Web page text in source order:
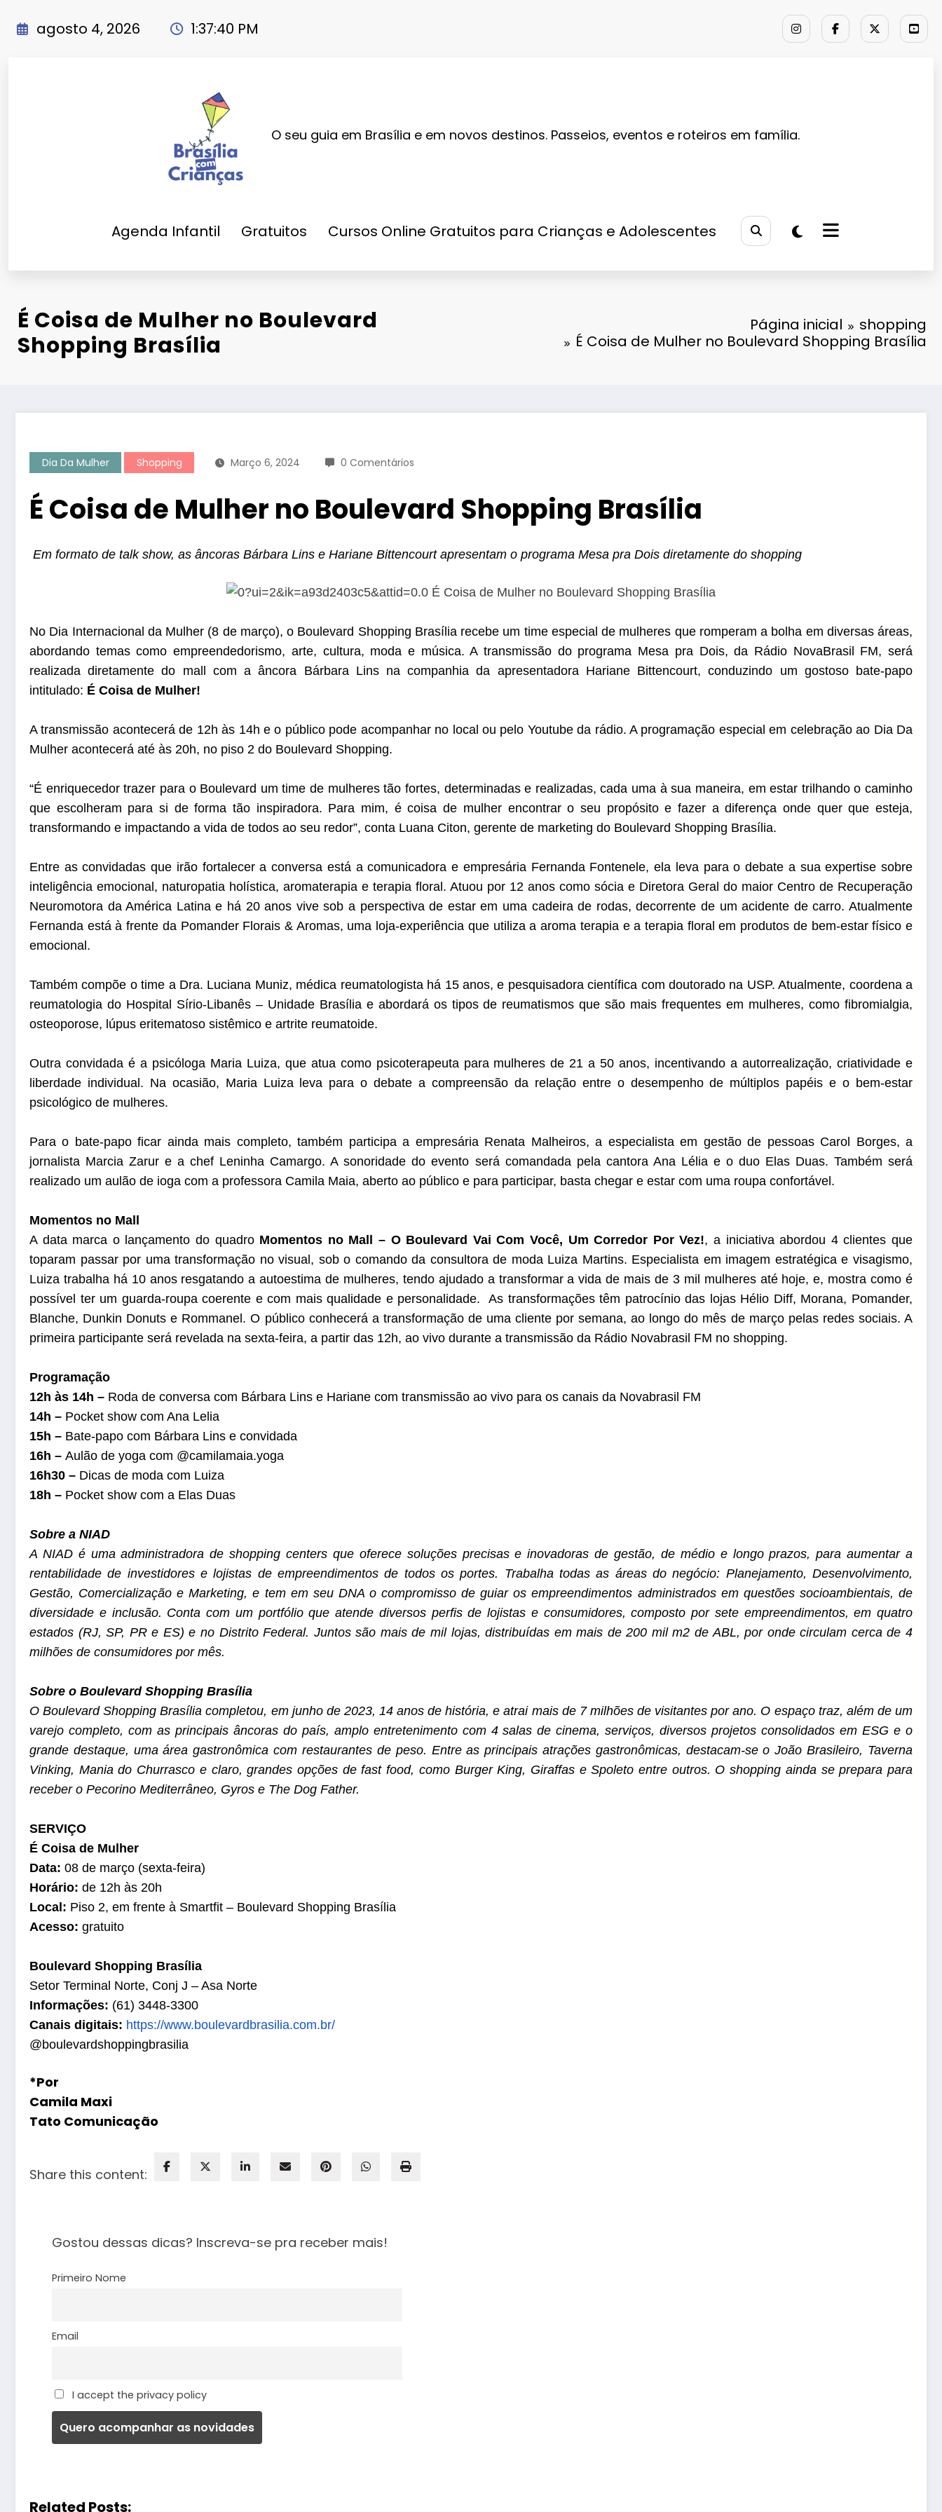
para
agosto 4, 2026 1:37:41 PM
O seu guia em Brasília e em novos destinos. Passeios, eventos e roteiros em família.
Agenda Infantil Gratuitos Cursos Online Gratuitos para Crianças e Adolescentes
É Coisa de Mulher no Boulevard
Shopping Brasília
Página inicial
shopping
É Coisa de Mulher no Boulevard Shopping Brasília
Dia Da Mulher Shopping Março 6, 2024 0 Comentários
É Coisa de Mulher no Boulevard Shopping Brasília
Em formato de talk show, as âncoras Bárbara Lins e Hariane Bittencourt apresentam o programa Mesa pra Dois diretamente do shopping
No Dia Internacional da Mulher (8 de março), o Boulevard Shopping Brasília recebe um time especial de mulheres que romperam a bolha em diversas áreas,
abordando temas como empreendedorismo, arte, cultura, moda e música. A transmissão do programa Mesa pra Dois, da Rádio NovaBrasil FM, será
realizada diretamente do mall com a âncora Bárbara Lins na companhia da apresentadora Hariane Bittencourt, conduzindo um gostoso bate-papo
intitulado: É Coisa de Mulher!
A transmissão acontecerá de 12h às 14h e o público pode acompanhar no local ou pelo Youtube da rádio. A programação especial em celebração ao Dia Da
Mulher acontecerá até às 20h, no piso 2 do Boulevard Shopping.
“É enriquecedor trazer para o Boulevard um time de mulheres tão fortes, determinadas e realizadas, cada uma à sua maneira, em estar trilhando o caminho
que escolheram para si de forma tão inspiradora. Para mim, é coisa de mulher encontrar o seu propósito e fazer a diferença onde quer que esteja,
transformando e impactando a vida de todos ao seu redor”, conta Luana Citon, gerente de marketing do Boulevard Shopping Brasília.
Entre as convidadas que irão fortalecer a conversa está a comunicadora e empresária Fernanda Fontenele, ela leva para o debate a sua expertise sobre
inteligência emocional, naturopatia holística, aromaterapia e terapia floral. Atuou por 12 anos como sócia e Diretora Geral do maior Centro de Recuperação
Neuromotora da América Latina e há 20 anos vive sob a perspectiva de estar em uma cadeira de rodas, decorrente de um acidente de carro. Atualmente
Fernanda está à frente da Pomander Florais & Aromas, uma loja-experiência que utiliza a aroma terapia e a terapia floral em produtos de bem-estar físico e
emocional.
Também compõe o time a Dra. Luciana Muniz, médica reumatologista há 15 anos, e pesquisadora científica com doutorado na USP. Atualmente, coordena a
reumatologia do Hospital Sírio-Libanês – Unidade Brasília e abordará os tipos de reumatismos que são mais frequentes em mulheres, como fibromialgia,
osteoporose, lúpus eritematoso sistêmico e artrite reumatoide.
Outra convidada é a psicóloga Maria Luiza, que atua como psicoterapeuta para mulheres de 21 a 50 anos, incentivando a autorrealização, criatividade e
liberdade individual. Na ocasião, Maria Luiza leva para o debate a compreensão da relação entre o desempenho de múltiplos papéis e o bem-estar
psicológico de mulheres.
Para o bate-papo ficar ainda mais completo, também participa a empresária Renata Malheiros, a especialista em gestão de pessoas ⁠Carol Borges, a
jornalista Marcia Zarur e a chef Leninha Camargo. A sonoridade do evento será comandada pela cantora Ana Lélia e o duo Elas Duas. Também será
realizado um aulão de ioga com a professora Camila Maia, aberto ao público e para participar, basta chegar e estar com uma roupa confortável.
Momentos no Mall
A data marca o lançamento do quadro Momentos no Mall – O Boulevard Vai Com Você, Um Corredor Por Vez!, a iniciativa abordou 4 clientes que
toparam passar por uma transformação no visual, sob o comando da consultora de moda Luiza Martins. Especialista em imagem estratégica e visagismo,
Luiza trabalha há 10 anos resgatando a autoestima de mulheres, tendo ajudado a transformar a vida de mais de 3 mil mulheres até hoje, e, mostra como é
possível ter um guarda-roupa coerente e com mais qualidade e personalidade. As transformações têm patrocínio das lojas Hélio Diff, Morana, Pomander,
Blanche, Dunkin Donuts e Rommanel. O público conhecerá a transformação de uma cliente por semana, ao longo do mês de março pelas redes sociais. A
primeira participante será revelada na sexta-feira, a partir das 12h, ao vivo durante a transmissão da Rádio Novabrasil FM no shopping.
Programação
12h às 14h – Roda de conversa com Bárbara Lins e Hariane com transmissão ao vivo para os canais da Novabrasil FM
14h – Pocket show com Ana Lelia
15h – Bate-papo com Bárbara Lins e convidada
16h – Aulão de yoga com @camilamaia.yoga
16h30 – Dicas de moda com Luiza
18h – Pocket show com a Elas Duas
Sobre a NIAD
A NIAD é uma administradora de shopping centers que oferece soluções precisas e inovadoras de gestão, de médio e longo prazos, para aumentar a
rentabilidade de investidores e lojistas de empreendimentos de todos os portes. Trabalha todas as áreas do negócio: Planejamento, Desenvolvimento,
Gestão, Comercialização e Marketing, e tem em seu DNA o compromisso de guiar os empreendimentos administrados em questões socioambientais, de
diversidade e inclusão. Conta com um portfólio que atende diversos perfis de lojistas e consumidores, composto por sete empreendimentos, em quatro
estados (RJ, SP, PR e ES) e no Distrito Federal. Juntos são mais de mil lojas, distribuídas em mais de 200 mil m2 de ABL, por onde circulam cerca de 4
milhões de consumidores por mês.
Sobre o Boulevard Shopping Brasília
O Boulevard Shopping Brasília completou, em junho de 2023, 14 anos de história, e atrai mais de 7 milhões de visitantes por ano. O espaço traz, além de um
varejo completo, com as principais âncoras do país, amplo entretenimento com 4 salas de cinema, serviços, diversos projetos consolidados em ESG e o
grande destaque, uma área gastronômica com restaurantes de peso. Entre as principais atrações gastronômicas, destacam-se o João Brasileiro, Taverna
Vinking, Mania do Churrasco e claro, grandes opções de fast food, como Burger King, Giraffas e Spoleto entre outros. O shopping ainda se prepara para
receber o Pecorino Mediterrâneo, Gyros e The Dog Father.
SERVIÇO
É Coisa de Mulher
Data: 08 de março (sexta-feira)
Horário: de 12h às 20h
Local: Piso 2, em frente à Smartfit – Boulevard Shopping Brasília
Acesso: gratuito
Boulevard Shopping Brasília
Setor Terminal Norte, Conj J – Asa Norte
Informações: (61) 3448-3300
Canais digitais: https://www.boulevardbrasilia.com.br/
@boulevardshoppingbrasilia
*Por
Camila Maxi
Tato Comunicação
Share this content:
Gostou dessas dicas? Inscreva-se pra receber mais!
Primeiro Nome
Email
I accept the privacy policy
Related Posts: